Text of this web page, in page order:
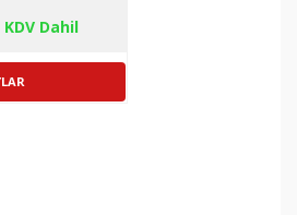
yaklaşık 10 dakika
KDV Dahil